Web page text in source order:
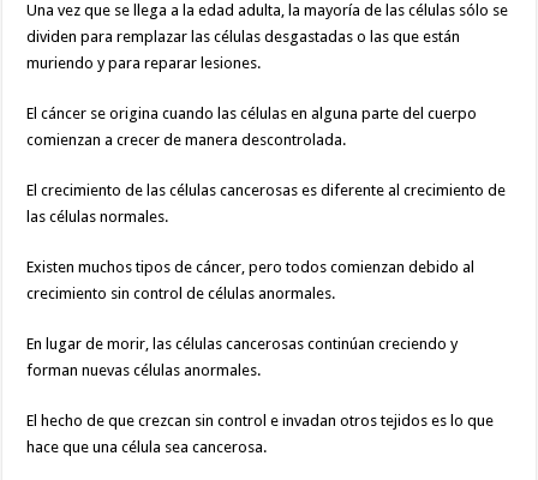
Una vez que se llega a la edad adulta, la mayoría de las células sólo se
dividen para remplazar las células desgastadas o las que están
muriendo y para reparar lesiones.
El cáncer se origina cuando las células en alguna parte del cuerpo
comienzan a crecer de manera descontrolada.
El crecimiento de las células cancerosas es diferente al crecimiento de
las células normales.
Existen muchos tipos de cáncer, pero todos comienzan debido al
crecimiento sin control de células anormales.
En lugar de morir, las células cancerosas continúan creciendo y
forman nuevas células anormales.
El hecho de que crezcan sin control e invadan otros tejidos es lo que
hace que una célula sea cancerosa.